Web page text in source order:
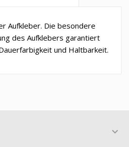
Aufkleber. Die besondere
des Aufklebers garantiert
und Haltbarkeit.
